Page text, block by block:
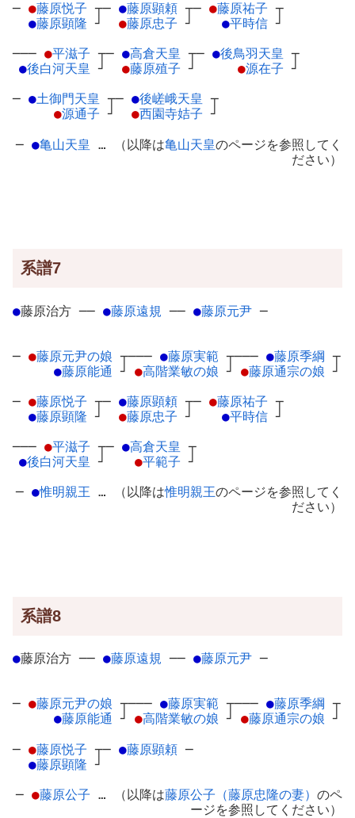
─ ●藤原悦子 ┬
●藤原顕隆 ┘
─ ●藤原顕頼 ┬
●藤原忠子 ┘
─ ●藤原祐子 ┬
●平時信 ┘
─── ●平滋子 ┬
●後白河天皇 ┘
─ ●高倉天皇 ┬
●藤原殖子 ┘
─ ●後鳥羽天皇 ┬
●源在子 ┘
─ ●土御門天皇 ┬
●源通子 ┘
─ ●後嵯峨天皇 ┬
●西園寺姞子 ┘
─ ●亀山天皇 … （以降は亀山天皇のページを参照してく
ださい）
系譜7
●藤原治方 ── ●藤原遠規 ── ●藤原元尹 ─
─ ●藤原元尹の娘 ┬
●藤原能通 ┘
─── ●藤原実範 ┬
●高階業敏の娘 ┘
─── ●藤原季綱 ┬
●藤原通宗の娘 ┘
─ ●藤原悦子 ┬
●藤原顕隆 ┘
─ ●藤原顕頼 ┬
●藤原忠子 ┘
─ ●藤原祐子 ┬
●平時信 ┘
─── ●平滋子 ┬
●後白河天皇 ┘
─ ●高倉天皇 ┬
●平範子 ┘
─ ●惟明親王 … （以降は惟明親王のページを参照してく
ださい）
系譜8
●藤原治方 ── ●藤原遠規 ── ●藤原元尹 ─
─ ●藤原元尹の娘 ┬
●藤原能通 ┘
─── ●藤原実範 ┬
●高階業敏の娘 ┘
─── ●藤原季綱 ┬
●藤原通宗の娘 ┘
─ ●藤原悦子 ┬
●藤原顕隆 ┘
─ ●藤原顕頼 ─
─ ●藤原公子 … （以降は藤原公子（藤原忠隆の妻） のペ
ージを参照してください）